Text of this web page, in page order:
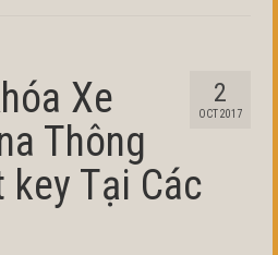
2
OCT 2017
Xe
Thông
Tại Các